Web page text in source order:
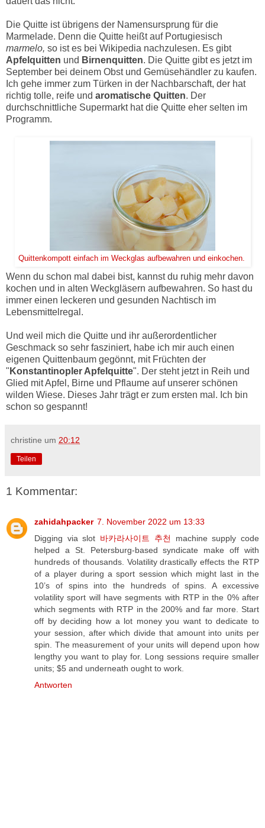
Die Quitte ist übrigens der Namensursprung für die
Marmelade. Denn die Quitte heißt auf Portugiesisch
marmelo, so ist es bei Wikipedia nachzulesen. Es gibt
Apfelquitten und Birnenquitten. Die Quitte gibt es jetzt im
September bei deinem Obst und Gemüsehändler zu kaufen.
Ich gehe immer zum Türken in der Nachbarschaft, der hat
richtig tolle, reife und aromatische Quitten. Der
durchschnittliche Supermarkt hat die Quitte eher selten im
Programm.
Quittenkompott einfach im Weckglas aufbewahren und einkochen.
Wenn du schon mal dabei bist, kannst du ruhig mehr davon
kochen und in alten Weckgläsern aufbewahren. So hast du
immer einen leckeren und gesunden Nachtisch im
Lebensmittelregal.
Und weil mich die Quitte und ihr außerordentlicher
Geschmack so sehr fasziniert, habe ich mir auch einen
eigenen Quittenbaum gegönnt, mit Früchten der
" Konstantinopler Apfelquitte". Der steht jetzt in Reih und
Glied mit Apfel, Birne und Pflaume auf unserer schönen
wilden Wiese. Dieses Jahr trägt er zum ersten mal. Ich bin
schon so gespannt!
christine um 20:12
Teilen
1 Kommentar:
zahidahpacker 7. November 2022 um 13:33
Digging via slot 바카라사이트 추천
machine supply code
helped a St. Petersburg-based syndicate make off with
hundreds of thousands. Volatility drastically effects the RTP
of a player during a sport session which might last in the
10’s of spins into the hundreds of spins. A excessive
volatility sport will have segments with RTP in the 0% after
which segments with RTP in the 200% and far more. Start
off by deciding how a lot money you want to dedicate to
your session, after which divide that amount into units per
spin. The measurement of your units will depend upon how
lengthy you want to play for. Long sessions require smaller
units; $5 and underneath ought to work.
Antworten